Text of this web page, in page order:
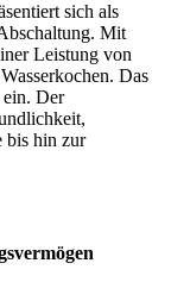
sich als
Mit
Leistung von
Das
ein. Der
bis hin zur